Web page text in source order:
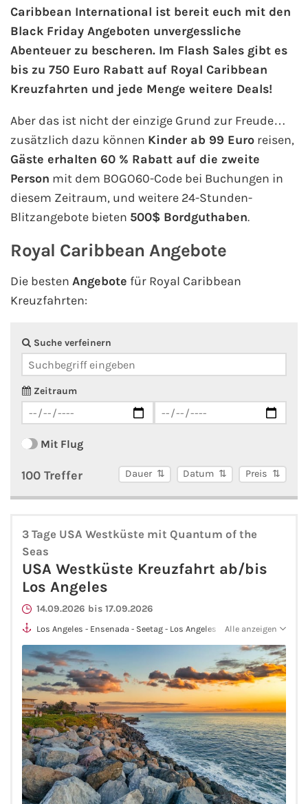
AIDA Kanaren & Madeira
AIDA Nordeuropa
AIDA Westeuropa
AIDA Ostsee
AIDA Orient
AIDA Adria
AIDA Nordamerika
AIDA Weltreisen
Alle AIDA Häfen
Mein Schiff Reiseziele
Mein Schiff Norwegen
Mein Schiff Mittelmeer
Mein Schiff Westeuropa
Mein Schiff Orient
Mein Schiff Nordamerika
Mein Schiff Transreisen
Mein Schiff Ostsee
Mein Schiff Asien
Caribbean International ist bereit euch mit den
Black Friday Angeboten unvergessliche
Abenteuer zu bescheren. Im Flash Sales gibt es
bis zu 750 Euro Rabatt auf Royal Caribbean
Kreuzfahrten und jede Menge weitere Deals!
Aber das ist nicht der einzige Grund zur Freude…
zusätzlich dazu können Kinder ab 99 Euro reisen,
Gäste erhalten 60 % Rabatt auf die zweite
Person mit dem BOGO60-Code bei Buchungen in
diesem Zeitraum, und weitere 24-Stunden-
Blitzangebote bieten 500$ Bordguthaben.
Royal Caribbean Angebote
Die besten Angebote für Royal Caribbean
Kreuzfahrten:
Suche verfeinern
Zeitraum
Mit Flug
100 Treffer Dauer Datum Preis
3 Tage USA Westküste mit Quantum of the
Seas
USA Westküste Kreuzfahrt ab/bis
Los Angeles
14.09.2026 bis 17.09.2026
Los Angeles - Ensenada - Seetag - Los Angeles Alle anzeigen